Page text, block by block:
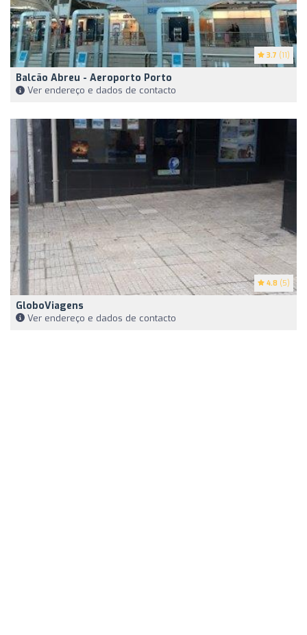
3.7 (11)
Balcão Abreu - Aeroporto Porto
Ver endereço e dados de contacto
4.8 (5)
GloboViagens
Ver endereço e dados de contacto